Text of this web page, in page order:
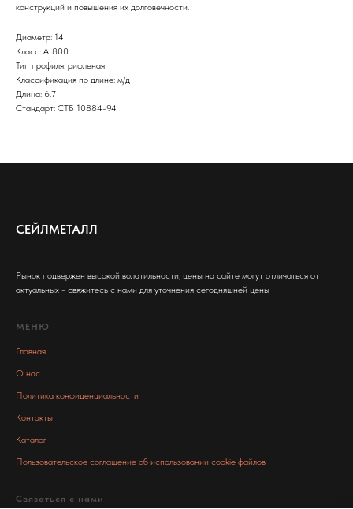
конструкций и повышения их долговечности.
Диаметр: 14
Класс: Ат800
Тип профиля: рифленая
Классификация по длине: м/д
Длина: 6.7
Стандарт: СТБ 10884-94
СЕЙЛМЕТАЛЛ
Рынок подвержен высокой волатильности, цены на сайте могут отличаться от
актуальных - свяжитесь с нами для уточнения сегодняшней цены
МЕНЮ
Главная
О нас
Политика конфиденциальности
Контакты
Каталог
Пользовательское соглашение об использовании cookie файлов
Связаться с нами